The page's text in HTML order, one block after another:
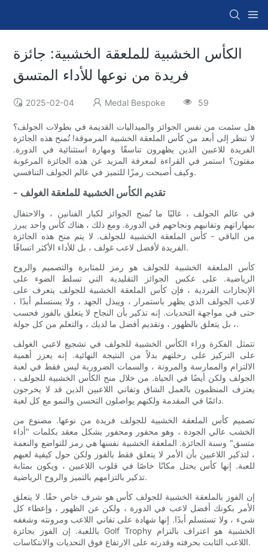
الكأس الخشبية للملعقة الخشبية: جائزة
فريدة من نوعها للأداء المتسق
2025-02-04 Medal Bespoke 59
هل سئمت من نفس الجوائز والميداليات القديمة في بطولات الجولف؟
لا تنظر إلى أبعد من كأس الملعقة الخشبية المرموقة! تُمنح هذه الجائزة
الفريدة للاعبين الذين يظهرون تناسقًا ومهارة استثنائية في الدورة.
مفتون؟ استمر في القراءة لمعرفة المزيد عن هذه الجائزة المرغوبة
وكيف أصبحت رمزًا للتميز في عالم الجولف التنافسي.
- تقديم الكأس الخشبية للملعقة الغولف
في عالم الجولف ، غالبًا ما تُمنح الجوائز لكبار الفنانين ، والاحتفال
بمهاراتهم وتفانيهم ونجاحهم في الدورة. ومع ذلك ، هناك كأس واحد يبرز
من الباقي - كأس الملعقة الخشبية للجولف. لا يتم منح هذه الجائزة
الفريدة لأفضل لاعب غولف ، بل للأداء الأكثر اتساقًا.
كأس الملعقة الخشبية للجولف هو رمز للمثابرة والتصميم والروح
الرياضية. على عكس الجوائز التقليدية التي تسلط الضوء على
الإنجازات الفردية ، فإن كأس الملعقة الخشبية للجولف يتعرف على
لاعب الجولف الذي يظهر باستمرار ، ويبذل الجهد ، ولا يستسلم أبدًا ،
حتى في مواجهة التحديات. إنه تذكير بأن النجاح لا يتعلق بالفوز فحسب
، بل يتعلق بالظهور ، وتقديم أفضل ما لديك ، والتعلم من كل جولة.
تتمثل الفكرة وراء الكأس الخشبية للجولف في تشجيع لاعبي الغولف
على التركيز على رحلتهم بدلاً من النتيجة النهائية. إنه يعزز أهمية
الالتزام والممارسة والمرونة ، والسمات الضرورية ليس فقط في لعبة
الجولف ولكن أيضًا في الحياة. من خلال منح الكأس الخشبية للجولف ،
يعترف المنظمون بالعمل الشاق وتفاني اللاعبين الذين قد لا يخرجون
دائمًا في المقدمة ولكنهم يواصلون التحسن والنمو مع كل لعبة.
تصميم كأس الملعقة الخشبية للجولف فريدة من نوعها. مصنوع من
الخشب عالي الجودة ، وهو محفور ومحفور بشكل معقد بكلمات "أداء
متسق" وسنة الجائزة. الملعقة الخشبية نفسها هي رمز للتواضع والنعمة
، لتذكير اللاعبين بأن الأمر لا يتعلق فقط بالفوز ولكن حول كيفية لعبهم
للعبة. إنها كأس يحتل مكانًا خاصًا في قلوب اللاعبين ، ويكون بمثابة
تذكير بالتزامهم بالتميز والروح الرياضية.
إن الفوز بالملعقة الخشبية للجولف كأس هو شرف خاص حقًا. لا يتعلق
الأمر بكونك أفضل لاعب في الدورة ، ولكن عن الظهور ، وإعطاء كل
شيء ، ولا تستسلم أبدًا. إنها شهادة على تفاني اللاعب ومرونته وشغفه
باللعبة. إن الفوز بجائزة Golf Trophy الخشبية هو اعتراف بالتزام
اللاعب الثابت بحرفته وقدرته على الارتفاع فوق التحديات والانتكاسات.